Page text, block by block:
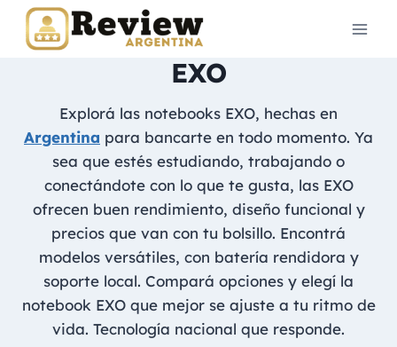
Skip
EXO
Explorá las notebooks EXO, hechas en
Argentina para bancarte en todo momento. Ya
sea que estés estudiando, trabajando o
conectándote con lo que te gusta, las EXO
ofrecen buen rendimiento, diseño funcional y
precios que van con tu bolsillo. Encontrá
modelos versátiles, con batería rendidora y
soporte local. Compará opciones y elegí la
notebook EXO que mejor se ajuste a tu ritmo de
vida. Tecnología nacional que responde.